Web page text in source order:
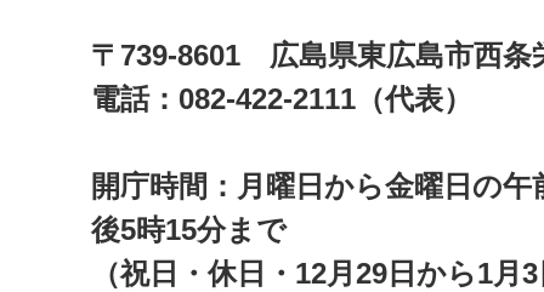
〒739-8601 広島県東広島市西
電話：082-422-2111（代表）
開庁時間：月曜日から金曜日の午
後5時15分まで
（祝日・休日・12月29日から1月